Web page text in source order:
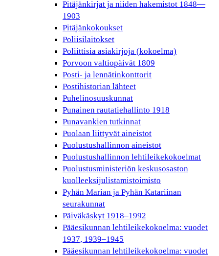
Pitäjänkirjat ja niiden hakemistot 1848—
1903
Pitäjänkokoukset
Poliisilaitokset
Poliittisia asiakirjoja (kokoelma)
Porvoon valtiopäivät 1809
Posti- ja lennätinkonttorit
Postihistorian lähteet
Puhelinosuuskunnat
Punainen rautatiehallinto 1918
Punavankien tutkinnat
Puolaan liittyvät aineistot
Puolustushallinnon aineistot
Puolustushallinnon lehtileikekokoelmat
Puolustusministeriön keskusosaston
kuolleeksijulistamistoimisto
Pyhän Marian ja Pyhän Katariinan
seurakunnat
Päiväkäskyt 1918–1992
Pääesikunnan lehtileikekokoelma: vuodet
1937, 1939–1945
Pääesikunnan lehtileikekokoelma: vuodet